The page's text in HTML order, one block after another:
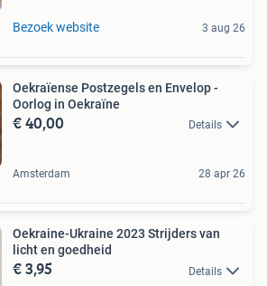
Bezoek website 3 aug 26
Oekraïense Postzegels en Envelop -
Oorlog in Oekraïne
€ 40,00 Details
Amsterdam 28 apr 26
Oekraine-Ukraine 2023 Strijders van
licht en goedheid
€ 3,95 Details